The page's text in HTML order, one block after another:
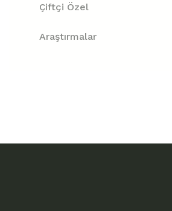
Çiftçi Özel
Araştırmalar